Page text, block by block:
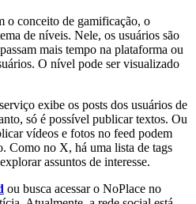
o conceito de gamificação, o
de níveis. Nele, os usuários são
mais tempo na plataforma ou
O nível pode ser visualizado
exibe os posts dos usuários de
só é possível publicar textos. Ou
vídeos e fotos no feed podem
Como no X, há uma lista de tags
assuntos de interesse.
ou busca acessar o NoPlace no